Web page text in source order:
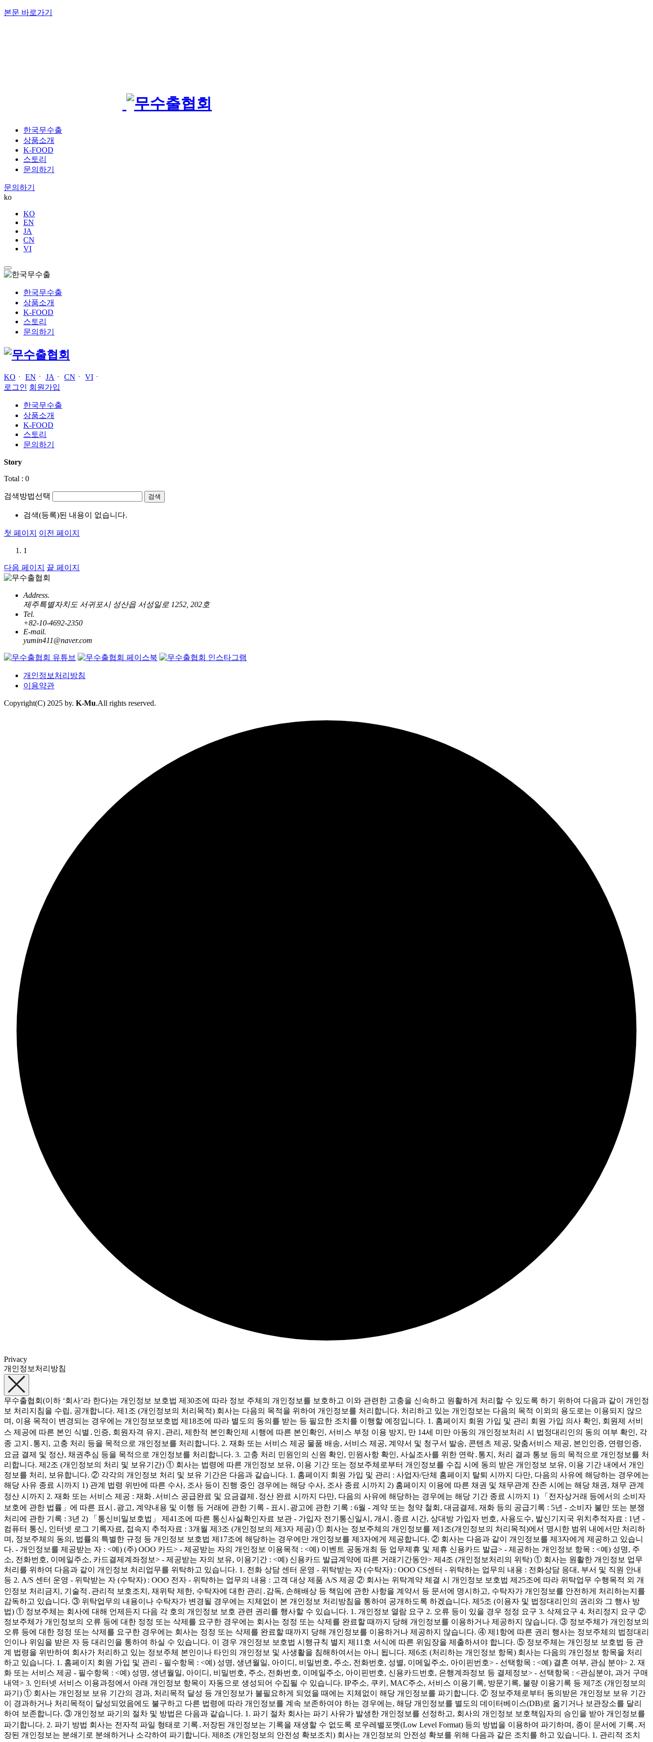
본문 바로가기
한국무수출
상품소개
K-FOOD
스토리
문의하기
문의하기
ko
KO
EN
JA
CN
VI
한국무수출
상품소개
K-FOOD
스토리
문의하기
KO ㆍ EN ㆍ JA ㆍ CN ㆍ VI ㆍ
로그인 회원가입
한국무수출
상품소개
K-FOOD
스토리
문의하기
Story
Total : 0
검색방법선택
검색(등록)된 내용이 없습니다.
첫 페이지 이전 페이지
1
다음 페이지 끝 페이지
Address.
제주특별자치도 서귀포시 성산읍 서성일로 1252, 202호
Tel.
+82-10-4692-2350
E-mail.
yumin411@naver.com
개인정보처리방침
이용약관
Copyright(C) 2025 by. K-Mu.All rights reserved.
Privacy
개인정보처리방침
무수출협회(이하 ‘회사’라 한다)는 개인정보 보호법 제30조에 따라 정보 주체의 개인정보를 보호하고 이와 관련한 고충을 신속하고 원활하게 처리할 수 있도록 하기 위하여 다음과 같이 개인정
보 처리지침을 수립, 공개합니다. 제1조 (개인정보의 처리목적) 회사는 다음의 목적을 위하여 개인정보를 처리합니다. 처리하고 있는 개인정보는 다음의 목적 이외의 용도로는 이용되지 않으
며, 이용 목적이 변경되는 경우에는 개인정보보호법 제18조에 따라 별도의 동의를 받는 등 필요한 조치를 이행할 예정입니다. 1. 홈페이지 회원 가입 및 관리 회원 가입 의사 확인, 회원제 서비
스 제공에 따른 본인 식별․인증, 회원자격 유지․관리, 제한적 본인확인제 시행에 따른 본인확인, 서비스 부정 이용 방지, 만 14세 미만 아동의 개인정보처리 시 법정대리인의 동의 여부 확인, 각
종 고지․통지, 고충 처리 등을 목적으로 개인정보를 처리합니다. 2. 재화 또는 서비스 제공 물품 배송, 서비스 제공, 계약서 및 청구서 발송, 콘텐츠 제공, 맞춤서비스 제공, 본인인증, 연령인증,
요금 결제 및 정산, 채권추심 등을 목적으로 개인정보를 처리합니다. 3. 고충 처리 민원인의 신원 확인, 민원사항 확인, 사실조사를 위한 연락․통지, 처리 결과 통보 등의 목적으로 개인정보를 처
리합니다. 제2조 (개인정보의 처리 및 보유기간) ① 회사는 법령에 따른 개인정보 보유, 이용 기간 또는 정보주체로부터 개인정보를 수집 시에 동의 받은 개인정보 보유, 이용 기간 내에서 개인
정보를 처리, 보유합니다. ② 각각의 개인정보 처리 및 보유 기간은 다음과 같습니다. 1. 홈페이지 회원 가입 및 관리 : 사업자/단체 홈페이지 탈퇴 시까지 다만, 다음의 사유에 해당하는 경우에는
해당 사유 종료 시까지 1) 관계 법령 위반에 따른 수사, 조사 등이 진행 중인 경우에는 해당 수사, 조사 종료 시까지 2) 홈페이지 이용에 따른 채권 및 채무관계 잔존 시에는 해당 채권, 채무 관계
정산 시까지 2. 재화 또는 서비스 제공 : 재화․서비스 공급완료 및 요금결제․정산 완료 시까지 다만, 다음의 사유에 해당하는 경우에는 해당 기간 종료 시까지 1) 「전자상거래 등에서의 소비자
보호에 관한 법률」에 따른 표시․광고, 계약내용 및 이행 등 거래에 관한 기록 - 표시․광고에 관한 기록 : 6월 - 계약 또는 청약 철회, 대금결제, 재화 등의 공급기록 : 5년 - 소비자 불만 또는 분쟁
처리에 관한 기록 : 3년 2) 「통신비밀보호법」 제41조에 따른 통신사실확인자료 보관 - 가입자 전기통신일시, 개시․종료 시간, 상대방 가입자 번호, 사용도수, 발신기지국 위치추적자료 : 1년 -
컴퓨터 통신, 인터넷 로그 기록자료, 접속지 추적자료 : 3개월 제3조 (개인정보의 제3자 제공) ① 회사는 정보주체의 개인정보를 제1조(개인정보의 처리목적)에서 명시한 범위 내에서만 처리하
며, 정보주체의 동의, 법률의 특별한 규정 등 개인정보 보호법 제17조에 해당하는 경우에만 개인정보를 제3자에게 제공합니다. ② 회사는 다음과 같이 개인정보를 제3자에게 제공하고 있습니
다. - 개인정보를 제공받는 자 : <예) (주) OOO 카드> - 제공받는 자의 개인정보 이용목적 : <예) 이벤트 공동개최 등 업무제휴 및 제휴 신용카드 발급> - 제공하는 개인정보 항목 : <예) 성명, 주
소, 전화번호, 이메일주소, 카드결제계좌정보> - 제공받는 자의 보유, 이용기간 : <예) 신용카드 발급계약에 따른 거래기간동안> 제4조 (개인정보처리의 위탁) ① 회사는 원활한 개인정보 업무
처리를 위하여 다음과 같이 개인정보 처리업무를 위탁하고 있습니다. 1. 전화 상담 센터 운영 - 위탁받는 자 (수탁자) : OOO CS센터 - 위탁하는 업무의 내용 : 전화상담 응대, 부서 및 직원 안내
등 2. A/S 센터 운영 - 위탁받는 자 (수탁자) : OOO 전자 - 위탁하는 업무의 내용 : 고객 대상 제품 A/S 제공 ② 회사는 위탁계약 체결 시 개인정보 보호법 제25조에 따라 위탁업무 수행목적 외 개
인정보 처리금지, 기술적․관리적 보호조치, 재위탁 제한, 수탁자에 대한 관리․감독, 손해배상 등 책임에 관한 사항을 계약서 등 문서에 명시하고, 수탁자가 개인정보를 안전하게 처리하는지를
감독하고 있습니다. ③ 위탁업무의 내용이나 수탁자가 변경될 경우에는 지체없이 본 개인정보 처리방침을 통하여 공개하도록 하겠습니다. 제5조 (이용자 및 법정대리인의 권리와 그 행사 방
법) ① 정보주체는 회사에 대해 언제든지 다음 각 호의 개인정보 보호 관련 권리를 행사할 수 있습니다. 1. 개인정보 열람 요구 2. 오류 등이 있을 경우 정정 요구 3. 삭제요구 4. 처리정지 요구 ②
정보주체가 개인정보의 오류 등에 대한 정정 또는 삭제를 요구한 경우에는 회사는 정정 또는 삭제를 완료할 때까지 당해 개인정보를 이용하거나 제공하지 않습니다. ③ 정보주체가 개인정보의
오류 등에 대한 정정 또는 삭제를 요구한 경우에는 회사는 정정 또는 삭제를 완료할 때까지 당해 개인정보를 이용하거나 제공하지 않습니다. ④ 제1항에 따른 권리 행사는 정보주체의 법정대리
인이나 위임을 받은 자 등 대리인을 통하여 하실 수 있습니다. 이 경우 개인정보 보호법 시행규칙 별지 제11호 서식에 따른 위임장을 제출하셔야 합니다. ⑤ 정보주체는 개인정보 보호법 등 관
계 법령을 위반하여 회사가 처리하고 있는 정보주체 본인이나 타인의 개인정보 및 사생활을 침해하여서는 아니 됩니다. 제6조 (처리하는 개인정보 항목) 회사는 다음의 개인정보 항목을 처리
하고 있습니다. 1. 홈페이지 회원 가입 및 관리 - 필수항목 : <예) 성명, 생년월일, 아이디, 비밀번호, 주소, 전화번호, 성별, 이메일주소, 아이핀번호> - 선택항목 : <예) 결혼 여부, 관심 분야> 2. 재
화 또는 서비스 제공 - 필수항목 : <예) 성명, 생년월일, 아이디, 비밀번호, 주소, 전화번호, 이메일주소, 아이핀번호, 신용카드번호, 은행계좌정보 등 결제정보> - 선택항목 : <관심분야, 과거 구매
내역> 3. 인터넷 서비스 이용과정에서 아래 개인정보 항목이 자동으로 생성되어 수집될 수 있습니다. IP주소, 쿠키, MAC주소, 서비스 이용기록, 방문기록, 불량 이용기록 등 제7조 (개인정보의
파기) ① 회사는 개인정보 보유 기간의 경과, 처리목적 달성 등 개인정보가 불필요하게 되었을 때에는 지체없이 해당 개인정보를 파기합니다. ② 정보주체로부터 동의받은 개인정보 보유 기간
이 경과하거나 처리목적이 달성되었음에도 불구하고 다른 법령에 따라 개인정보를 계속 보존하여야 하는 경우에는, 해당 개인정보를 별도의 데이터베이스(DB)로 옮기거나 보관장소를 달리
하여 보존합니다. ③ 개인정보 파기의 절차 및 방법은 다음과 같습니다. 1. 파기 절차 회사는 파기 사유가 발생한 개인정보를 선정하고, 회사의 개인정보 보호책임자의 승인을 받아 개인정보를
파기합니다. 2. 파기 방법 회사는 전자적 파일 형태로 기록․저장된 개인정보는 기록을 재생할 수 없도록 로우레밸포멧(Low Level Format) 등의 방법을 이용하여 파기하며, 종이 문서에 기록․저
장된 개인정보는 분쇄기로 분쇄하거나 소각하여 파기합니다. 제8조 (개인정보의 안전성 확보조치) 회사는 개인정보의 안전성 확보를 위해 다음과 같은 조치를 하고 있습니다. 1. 관리적 조치